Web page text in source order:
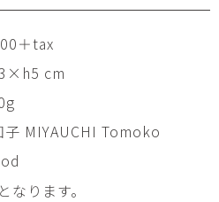
＋tax
cm
子 MIYAUCHI Tomoko
ります。